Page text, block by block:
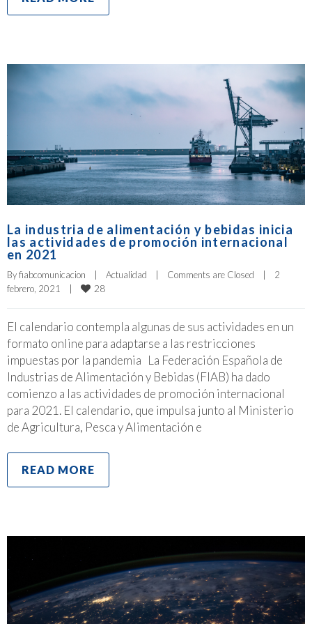
La industria de alimentación y bebidas inicia
las actividades de promoción internacional
en 2021
By fiabcomunicacion Actualidad Comments are Closed
2
febrero, 2021
28
El calendario contempla algunas de sus actividades en un
formato online para adaptarse a las restricciones
impuestas por la pandemia La Federación Española de
Industrias de Alimentación y Bebidas (FIAB) ha dado
comienzo a las actividades de promoción internacional
para 2021. El calendario, que impulsa junto al Ministerio
de Agricultura, Pesca y Alimentación e
READ MORE